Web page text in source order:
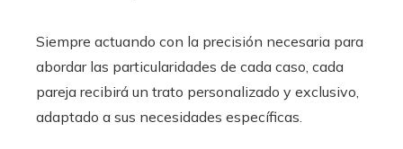
Siempre actuando con la precisión necesaria para
abordar las particularidades de cada caso, cada
pareja recibirá un trato personalizado y exclusivo,
adaptado a sus necesidades específicas.